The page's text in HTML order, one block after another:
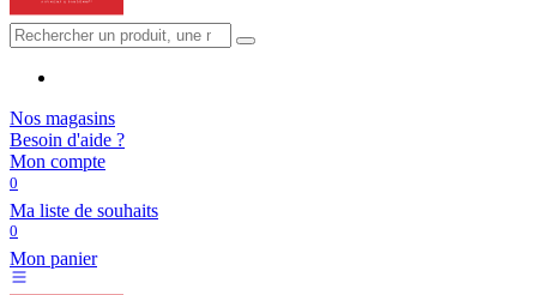
Nos magasins
Besoin d'aide ?
Mon compte
0
Ma liste de souhaits
0
Mon panier